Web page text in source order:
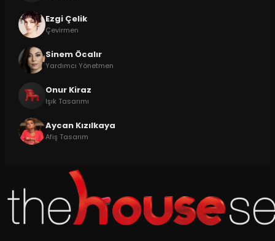
Ezgi Çelik
Çevirmen
Sinem Öcalır
Yardımcı Yönetmen
Onur Kiraz
Işık Tasarımı
Aycan Kızılkaya
Afiş Tasarım